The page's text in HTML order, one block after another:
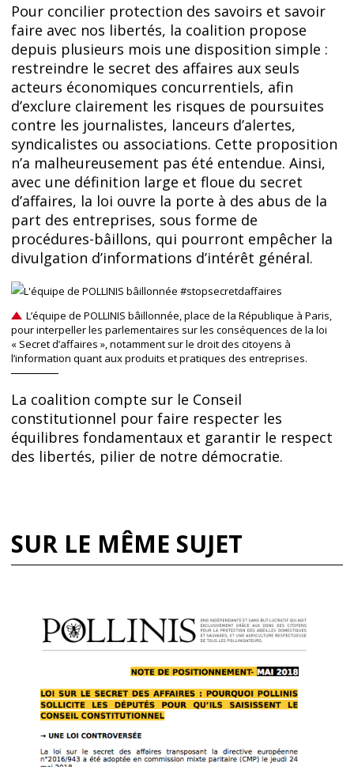
Pour concilier protection des savoirs et savoir
faire avec nos libertés, la coalition propose
depuis plusieurs mois une disposition simple :
restreindre le secret des affaires aux seuls
acteurs économiques concurrentiels, afin
d’exclure clairement les risques de poursuites
contre les journalistes, lanceurs d’alertes,
syndicalistes ou associations. Cette proposition
n’a malheureusement pas été entendue. Ainsi,
avec une définition large et floue du secret
d’affaires, la loi ouvre la porte à des abus de la
part des entreprises, sous forme de
procédures-bâillons, qui pourront empêcher la
divulgation d’informations d’intérêt général.
L’équipe de POLLINIS bâillonnée, place de la République à Paris,
pour interpeller les parlementaires sur les conséquences de la loi
« Secret d’affaires », notamment sur le droit des citoyens à
l’information quant aux produits et pratiques des entreprises.
La coalition compte sur le Conseil
constitutionnel pour faire respecter les
équilibres fondamentaux et garantir le respect
des libertés, pilier de notre démocratie.
SUR LE MÊME SUJET